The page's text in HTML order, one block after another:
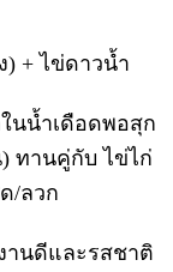
) + ไข่ดาวน้ำ
นน้ำเดือดพอสุก
ทานคู่กับ ไข่ไก่
/ลวก
านดีและรสชาติ